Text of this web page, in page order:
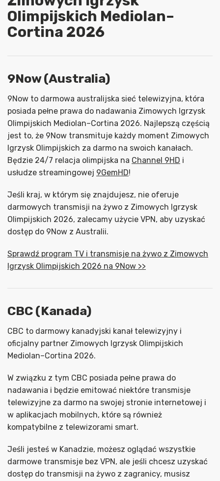
Olimpijskich Mediolan–
Cortina 2026
9Now (Australia)
9Now to darmowa australijska sieć telewizyjna, która
posiada pełne prawa do nadawania Zimowych Igrzysk
Olimpijskich Mediolan–Cortina 2026. Najlepszą częścią
jest to, że 9Now transmituje każdy moment Zimowych
Igrzysk Olimpijskich za darmo na swoich kanałach.
Będzie 24/7 relacja olimpijska na Channel 9HD i
usłudze streamingowej 9GemHD!
Jeśli kraj, w którym się znajdujesz, nie oferuje
darmowych transmisji na żywo z Zimowych Igrzysk
Olimpijskich 2026, zalecamy użycie VPN, aby uzyskać
dostęp do 9Now z Australii.
Sprawdź program TV i transmisje na żywo z Zimowych
Igrzysk Olimpijskich 2026 na 9Now >>
CBC (Kanada)
CBC to darmowy kanadyjski kanał telewizyjny i
oficjalny partner Zimowych Igrzysk Olimpijskich
Mediolan–Cortina 2026.
W związku z tym CBC posiada pełne prawa do
nadawania i będzie emitować niektóre transmisje
telewizyjne za darmo na swojej stronie internetowej i
w aplikacjach mobilnych, które są również
kompatybilne z telewizorami smart.
Jeśli jesteś w Kanadzie, możesz oglądać wszystkie
darmowe transmisje bez VPN, ale jeśli chcesz uzyskać
dostęp do transmisji na żywo z zagranicy, musisz